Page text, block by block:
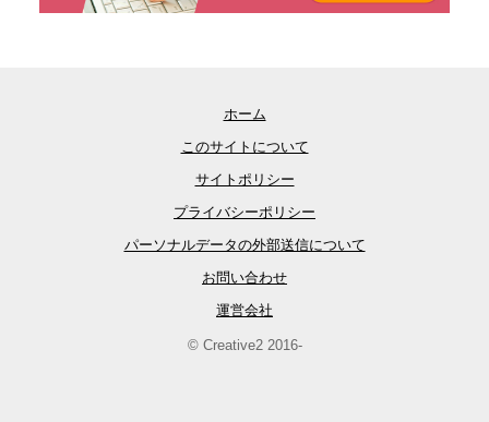
ホーム
このサイトについて
サイトポリシー
プライバシーポリシー
パーソナルデータの外部送信について
お問い合わせ
運営会社
© Creative2 2016-